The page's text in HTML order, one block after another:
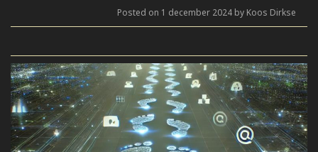
Posted on 1 december 2024 by Koos Dirkse